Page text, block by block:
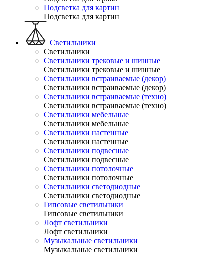
Подсветка для картин
Подсветка для картин
Светильники
Светильники
Светильники трековые и шинные
Светильники трековые и шинные
Светильники встраиваемые (декор)
Светильники встраиваемые (декор)
Светильники встраиваемые (техно)
Светильники встраиваемые (техно)
Светильники мебельные
Светильники мебельные
Светильники настенные
Светильники настенные
Светильники подвесные
Светильники подвесные
Светильники потолочные
Светильники потолочные
Светильники светодиодные
Светильники светодиодные
Гипсовые светильники
Гипсовые светильники
Лофт светильники
Лофт светильники
Музыкальные светильники
Музыкальные светильники